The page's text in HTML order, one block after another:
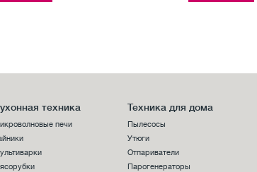
техника
печи
Техника для дома
Пылесосы
Утюги
Отпариватели
Парогенераторы